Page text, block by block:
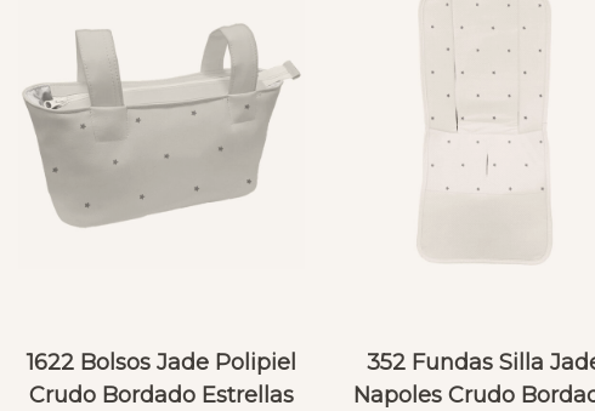
1622 Bolsos Jade Polipiel
Crudo Bordado Estrellas
352 Fundas Silla
Napoles Crudo